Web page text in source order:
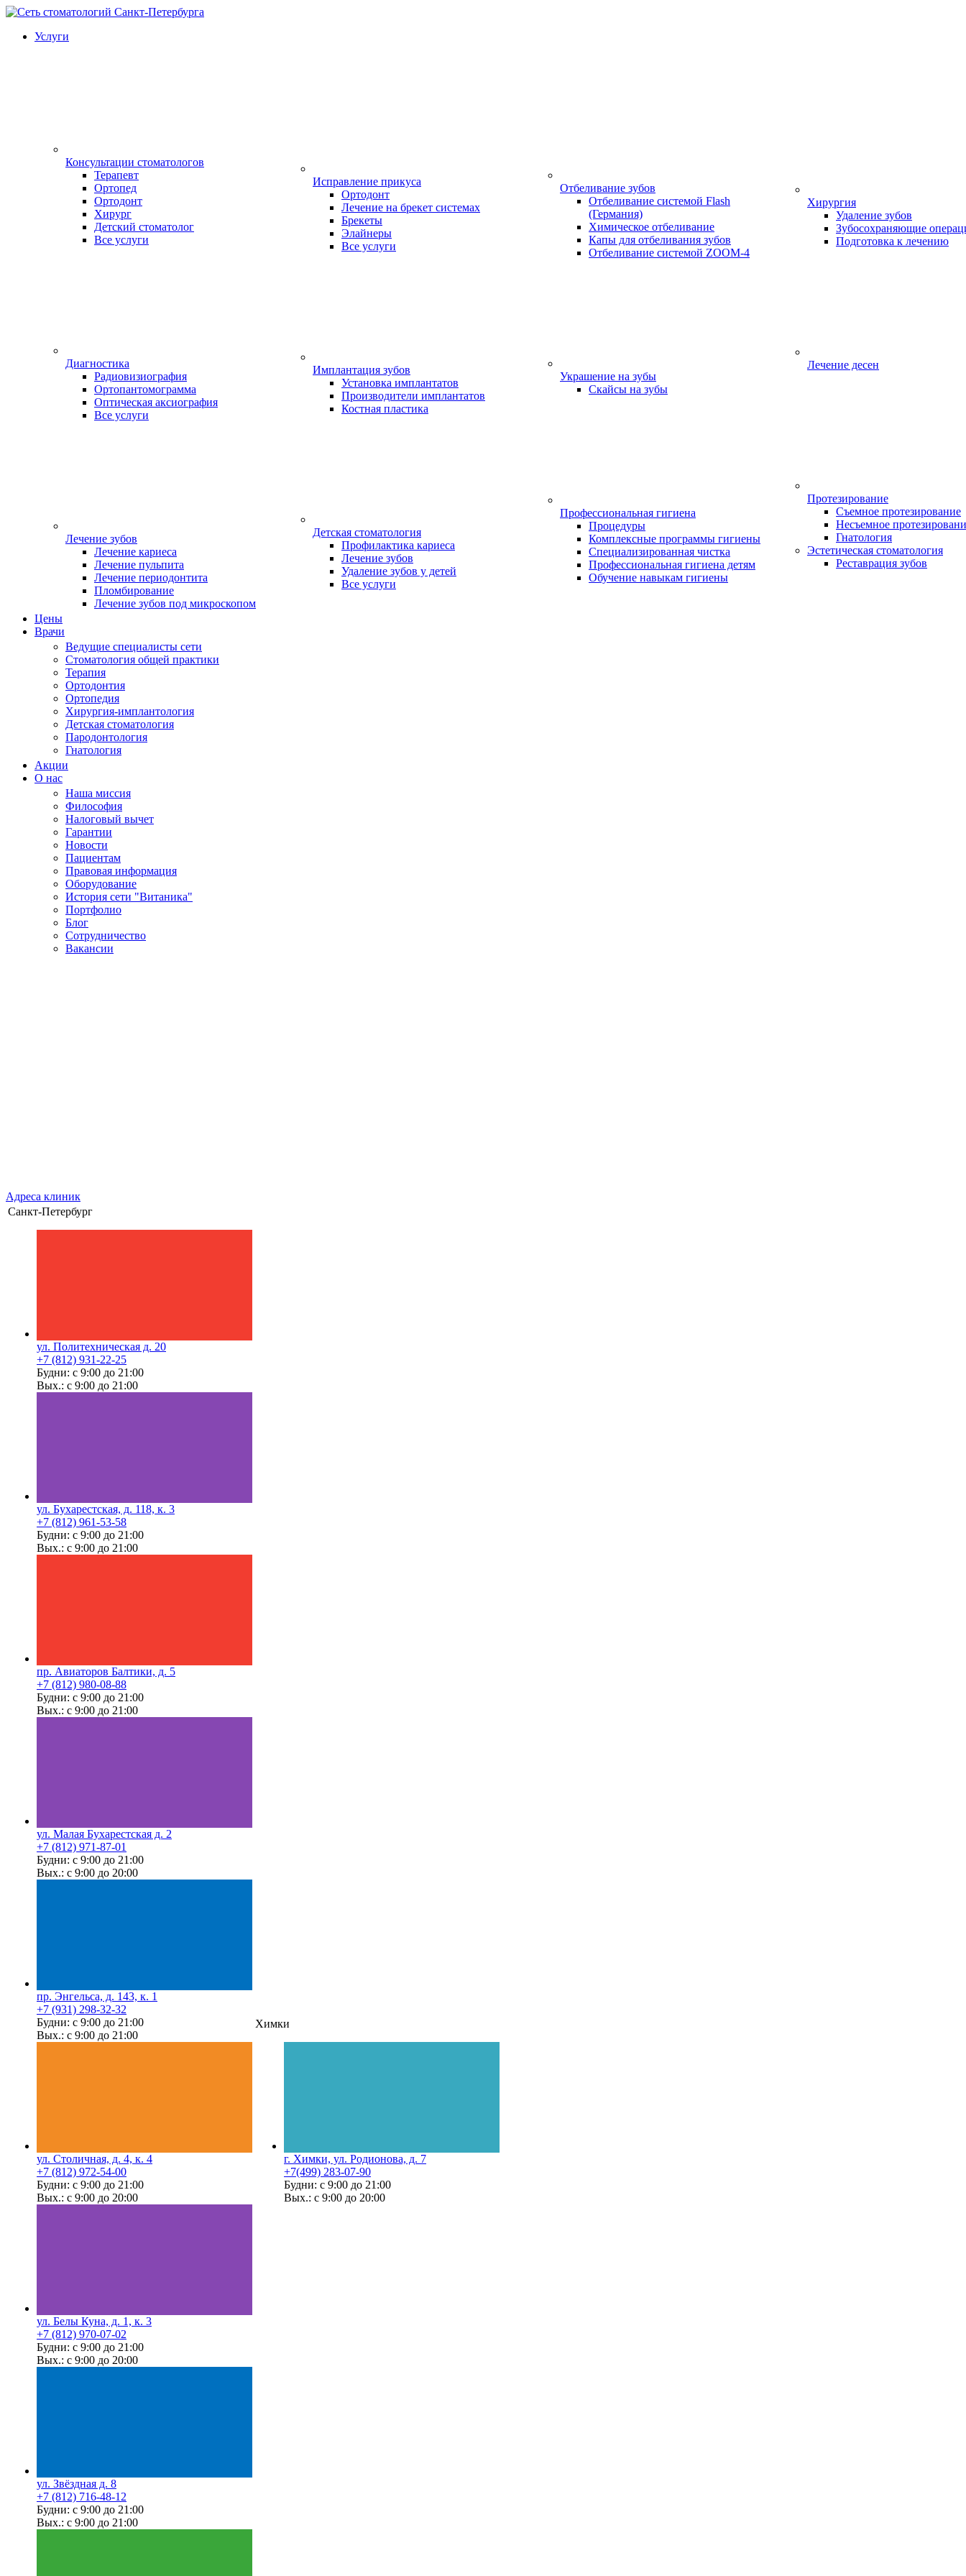
Услуги
Консультации стоматологов
Терапевт
Ортопед
Ортодонт
Хирург
Детский стоматолог
Все услуги
Диагностика
Радиовизиография
Ортопантомограмма
Оптическая аксиография
Все услуги
Лечение зубов
Лечение кариеса
Лечение пульпита
Лечение периодонтита
Пломбирование
Лечение зубов под микроскопом
Исправление прикуса
Ортодонт
Лечение на брекет системах
Брекеты
Элайнеры
Все услуги
Имплантация зубов
Установка имплантатов
Производители имплантатов
Костная пластика
Детская стоматология
Профилактика кариеса
Лечение зубов
Удаление зубов у детей
Все услуги
Отбеливание зубов
Отбеливание системой Flash
(Германия)
Химическое отбеливание
Капы для отбеливания зубов
Отбеливание системой ZOOM-4
Украшение на зубы
Скайсы на зубы
Профессиональная гигиена
Процедуры
Комплексные программы гигиены
Специализированная чистка
Профессиональная гигиена детям
Обучение навыкам гигиены
Хирургия
Удаление зубов
Зубосохраняющие
Подготовка к лечению
Лечение десен
Протезирование
Съемное протезирование
Несъемное
Гнатология
Эстетическая стоматология
Реставрация зубов
Цены
Врачи
Ведущие специалисты сети
Стоматология общей практики
Терапия
Ортодонтия
Ортопедия
Хирургия-имплантология
Детская стоматология
Пародонтология
Гнатология
Акции
О нас
Наша миссия
Философия
Налоговый вычет
Гарантии
Новости
Пациентам
Правовая информация
Оборудование
История сети "Витаника"
Портфолио
Блог
Сотрудничество
Вакансии
Адреса клиник
Санкт-Петербург
ул. Политехническая д. 20
+7 (812) 931-22-25
Будни: с 9:00 до 21:00
Вых.: с 9:00 до 21:00
ул. Бухарестская, д. 118, к. 3
+7 (812) 961-53-58
Будни: с 9:00 до 21:00
Вых.: с 9:00 до 21:00
пр. Авиаторов Балтики, д. 5
+7 (812) 980-08-88
Будни: с 9:00 до 21:00
Вых.: с 9:00 до 21:00
ул. Малая Бухарестская д. 2
+7 (812) 971-87-01
Будни: с 9:00 до 21:00
Вых.: с 9:00 до 20:00
пр. Энгельса, д. 143, к. 1
+7 (931) 298-32-32
Будни: с 9:00 до 21:00
Вых.: с 9:00 до 21:00
ул. Столичная, д. 4, к. 4
+7 (812) 972-54-00
Будни: с 9:00 до 21:00
Вых.: с 9:00 до 20:00
ул. Белы Куна, д. 1, к. 3
+7 (812) 970-07-02
Будни: с 9:00 до 21:00
Вых.: с 9:00 до 20:00
ул. Звёздная д. 8
+7 (812) 716-48-12
Будни: с 9:00 до 21:00
Вых.: с 9:00 до 21:00
Химки
г. Химки, ул. Родионова, д. 7
+7(499) 283-07-90
Будни: с 9:00 до 21:00
Вых.: с 9:00 до 20:00